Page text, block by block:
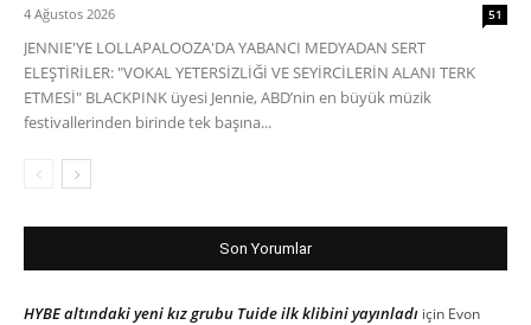
4 Ağustos 2026 51
JENNIE'YE LOLLAPALOOZA'DA YABANCI MEDYADAN SERT
ELEŞTİRİLER: "VOKAL YETERSİZLİĞİ VE SEYİRCİLERİN ALANI TERK
ETMESİ" BLACKPINK üyesi Jennie, ABD’nin en büyük müzik
festivallerinden birinde tek başına...
Son Yorumlar
HYBE altındaki yeni kız grubu Tuide ilk klibini yayınladı için Evon